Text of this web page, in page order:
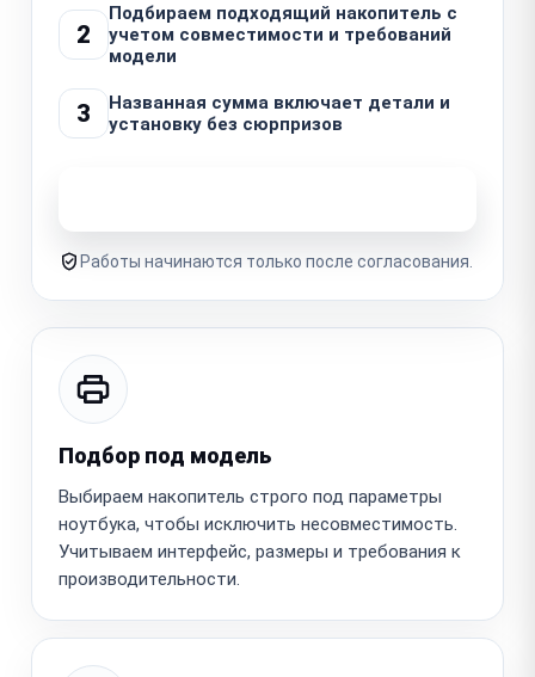
2
Подбираем подходящий накопитель с
учетом совместимости и требований
модели
3
Названная сумма включает детали и
установку без сюрпризов
Работы начинаются только после согласования.
Подбор под модель
Выбираем накопитель строго под параметры
ноутбука, чтобы исключить несовместимость.
Учитываем интерфейс, размеры и требования к
производительности.